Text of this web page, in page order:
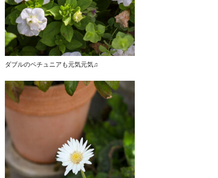
ダブルのペチュニアも元気元気♫